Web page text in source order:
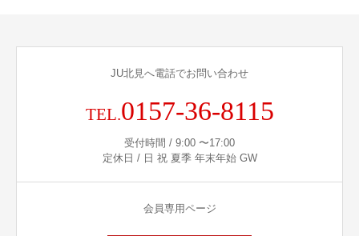
JU北見へ電話でお問い合わせ
TEL.0157-36-8115
受付時間 / 9:00 〜17:00
定休日 / 日 祝 夏季 年末年始 GW
会員専用ページ